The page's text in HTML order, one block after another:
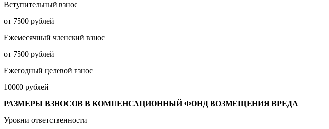
Вступительный взнос
от 7500 рублей
Ежемесячный членский взнос
от 7500 рублей
Ежегодный целевой взнос
10000 рублей
РАЗМЕРЫ ВЗНОСОВ В КОМПЕНСАЦИОННЫЙ ФОНД ВОЗМЕЩЕНИЯ ВРЕДА
Уровни ответственности